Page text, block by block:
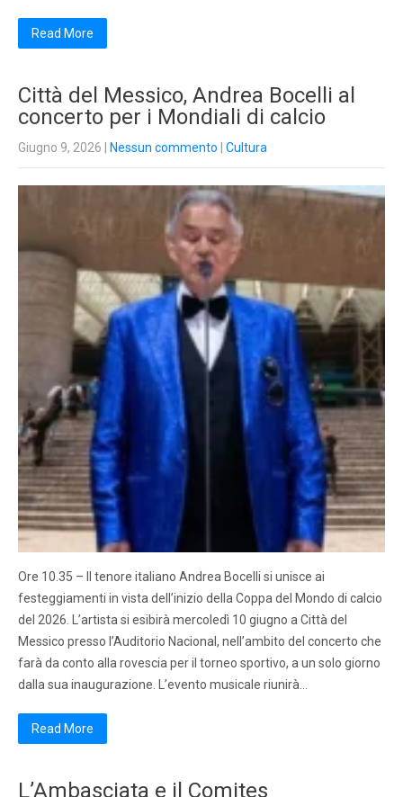
Read More
Città del Messico, Andrea Bocelli al
concerto per i Mondiali di calcio
Giugno 9, 2026 Nessun commento Cultura
Ore 10.35 – Il tenore italiano Andrea Bocelli si unisce ai
festeggiamenti in vista dell’inizio della Coppa del Mondo di calcio
del 2026. L’artista si esibirà mercoledì 10 giugno a Città del
Messico presso l’Auditorio Nacional, nell’ambito del concerto che
farà da conto alla rovescia per il torneo sportivo, a un solo giorno
dalla sua inaugurazione. L’evento musicale riunirà…
Read More
L’Ambasciata e il Comites